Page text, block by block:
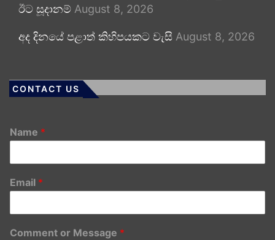
ඊට සූදානම් August 8, 2026
අද දිනයේ පළාත් කිහිපයකට වැසි August 8, 2026
CONTACT US
Name *
Email *
Comment or Message *